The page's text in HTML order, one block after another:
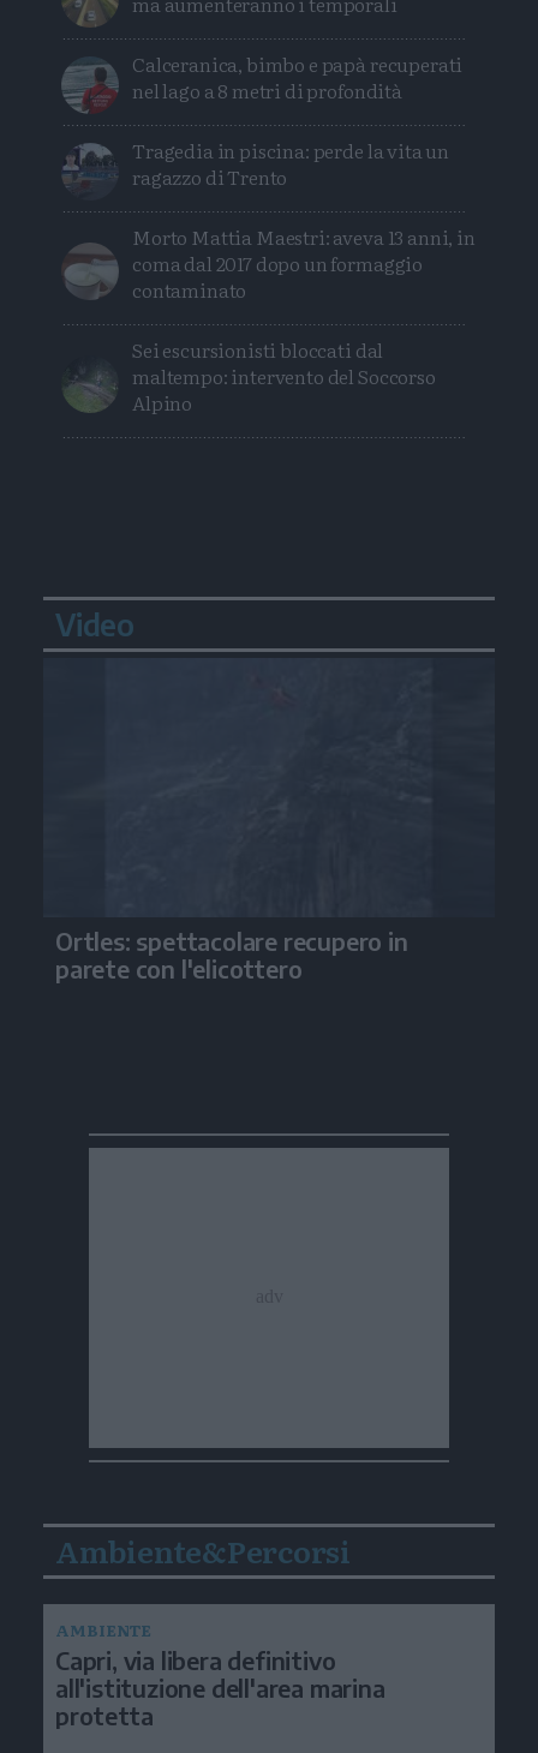
Calceranica, bimbo e papà recuperati
nel lago a 8 metri di profondità
Tragedia in piscina: perde la vita un
ragazzo di Trento
Morto Mattia Maestri: aveva 13 anni, in
coma dal 2017 dopo un formaggio
contaminato
Sei escursionisti bloccati dal
maltempo: intervento del Soccorso
Alpino
Video
Ortles: spettacolare recupero in
parete con l'elicottero
Ambiente&Percorsi
AMBIENTE
Capri, via libera definitivo
all'istituzione dell'area marina
protetta